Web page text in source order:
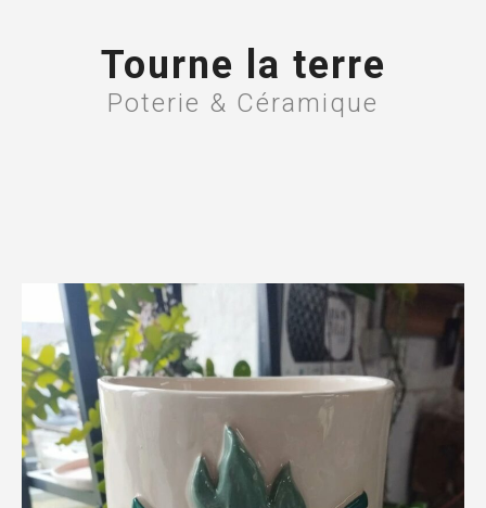
Tourne la terre
Poterie & Céramique